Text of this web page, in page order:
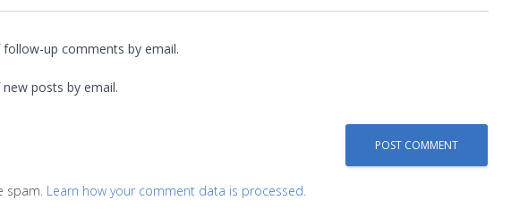
up comments by email.
posts by email.
spam. Learn how your comment data is processed.